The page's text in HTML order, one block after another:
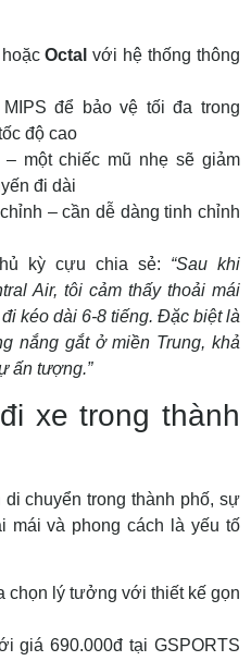
Octal với hệ thống thông
để bảo vệ tối đa trong
độ cao
một chiếc mũ nhẹ sẽ giảm
đi dài
– cần dễ dàng tinh chỉnh
kỳ cựu chia sẻ: “Sau khi
Air, tôi cảm thấy thoải mái
kéo dài 6-8 tiếng. Đặc biệt là
nắng gắt ở miền Trung, khả
ấn tượng.”
xe trong thành
chuyển trong thành phố, sự
mái và phong cách là yếu tố
chọn lý tưởng với thiết kế gọn
giá 690.000đ tại GSPORTS